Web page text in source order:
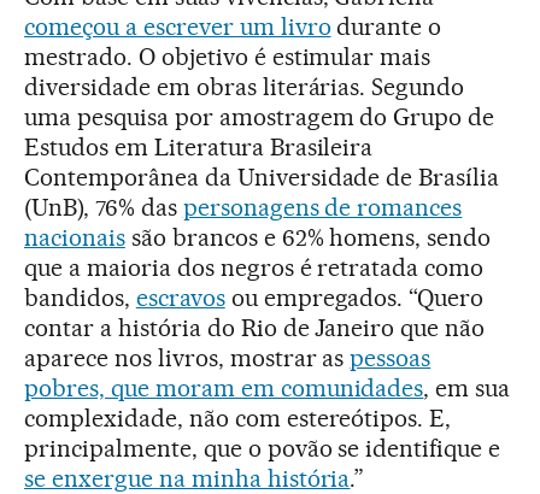
começou a escrever um livro durante o
mestrado. O objetivo é estimular mais
diversidade em obras literárias. Segundo
uma pesquisa por amostragem do Grupo de
Estudos em Literatura Brasileira
Contemporânea da Universidade de Brasília
(UnB), 76% das personagens de romances
nacionaissão brancos e 62% homens, sendo
que a maioria dos negros é retratada como
bandidos, escravosou empregados. “Quero
contar a história do Rio de Janeiro que não
aparece nos livros, mostrar aspessoas
pobres, que moram em comunidades, em sua
complexidade, não com estereótipos. E,
principalmente, que o povão se identifique e
se enxergue na minha história.”